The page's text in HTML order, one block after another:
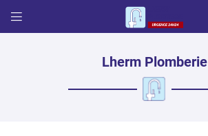

Lherm Plomberie